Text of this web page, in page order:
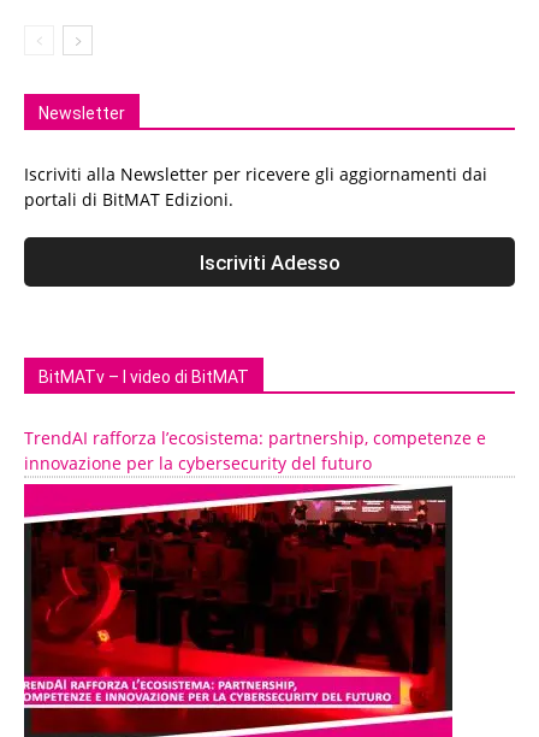
Newsletter
Iscriviti alla Newsletter per ricevere gli aggiornamenti dai
portali di BitMAT Edizioni.
BitMATv – I video di BitMAT
TrendAI rafforza l’ecosistema: partnership, competenze e
innovazione per la cybersecurity del futuro